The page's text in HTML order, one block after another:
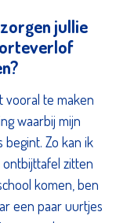
jullie
vooral te maken
waarbij mijn
begint. Zo kan ik
zitten
komen, ben
een paar uurtjes